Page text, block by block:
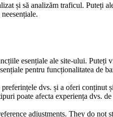
și să analizăm traficul. Puteți
esențiale ale site-ului.
pentru funcționalitatea de
dvs. și a oferi
poate afecta experiența dvs.
adjustments. They do not